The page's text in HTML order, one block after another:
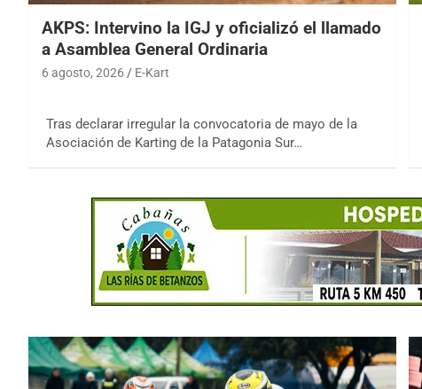
AKPS: Intervino la IGJ y oficializó el llamado
a Asamblea General Ordinaria
6 agosto, 2026 E-Kart
Tras declarar irregular la convocatoria de mayo de la
Asociación de Karting de la Patagonia Sur…